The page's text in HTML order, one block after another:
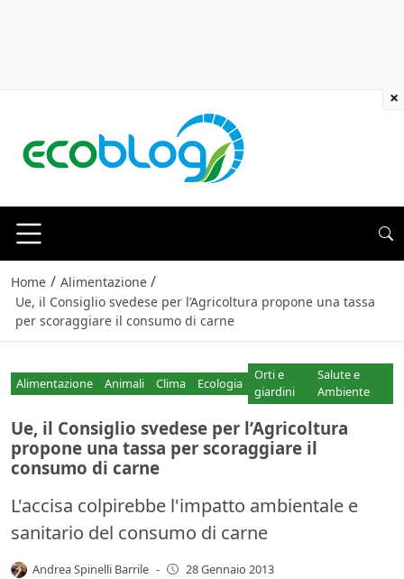
Home / Alimentazione /
Ue, il Consiglio svedese per l’Agricoltura propone una tassa
per scoraggiare il consumo di carne
Alimentazione Animali Clima Ecologia
Orti e
giardini
Salute e
Ambiente
Ue, il Consiglio svedese per l’Agricoltura
propone una tassa per scoraggiare il
consumo di carne
L'accisa colpirebbe l'impatto ambientale e
sanitario del consumo di carne
Andrea Spinelli Barrile - 28 Gennaio 2013
×